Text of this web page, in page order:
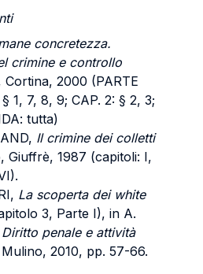
concretezza.
crimine e controllo
Cortina, 2000 (PARTE
1, 7, 8, 9; CAP. 2: § 2, 3;
tutta)
Il crimine dei colletti
Giuffrè, 1987 (capitoli: I,
La scoperta dei white
3, Parte I), in A.
Diritto penale e attività
2010, pp. 57-66.